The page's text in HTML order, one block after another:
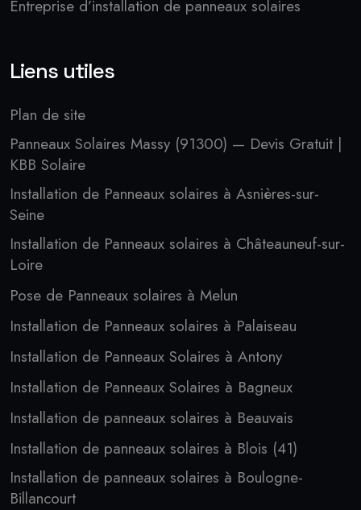
Entreprise d’installation de panneaux solaires
Liens utiles
Plan de site
Panneaux Solaires Massy (91300) — Devis Gratuit |
KBB Solaire
Installation de Panneaux solaires à Asnières-sur-
Seine
Installation de Panneaux solaires à Châteauneuf-sur-
Loire
Pose de Panneaux solaires à Melun
Installation de Panneaux solaires à Palaiseau
Installation de Panneaux Solaires à Antony
Installation de Panneaux Solaires à Bagneux
Installation de panneaux solaires à Beauvais
Installation de panneaux solaires à Blois (41)
Installation de panneaux solaires à Boulogne-
Billancourt